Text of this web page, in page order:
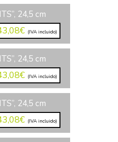
24,5 cm
(IVA incluido)
24,5 cm
(IVA incluido)
24,5 cm
(IVA incluido)